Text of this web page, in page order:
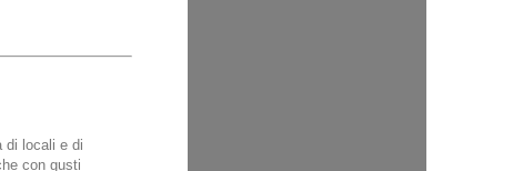
di locali e di
con gusti